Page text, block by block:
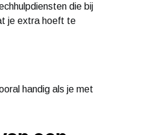
die bij
je extra hoeft te
handig als je met